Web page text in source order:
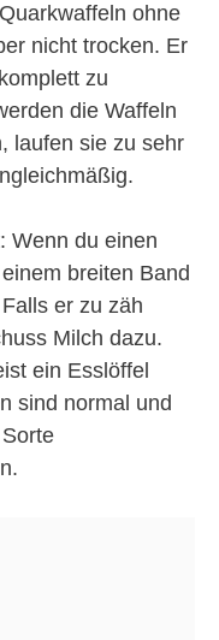
ohne
nicht trocken. Er
zu
die Waffeln
laufen sie zu sehr
Wenn du einen
breiten Band
er zu zäh
Milch dazu.
ein Esslöffel
sind normal und